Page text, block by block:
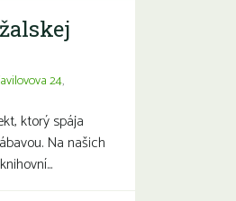
24,
ktorý spája
Na našich